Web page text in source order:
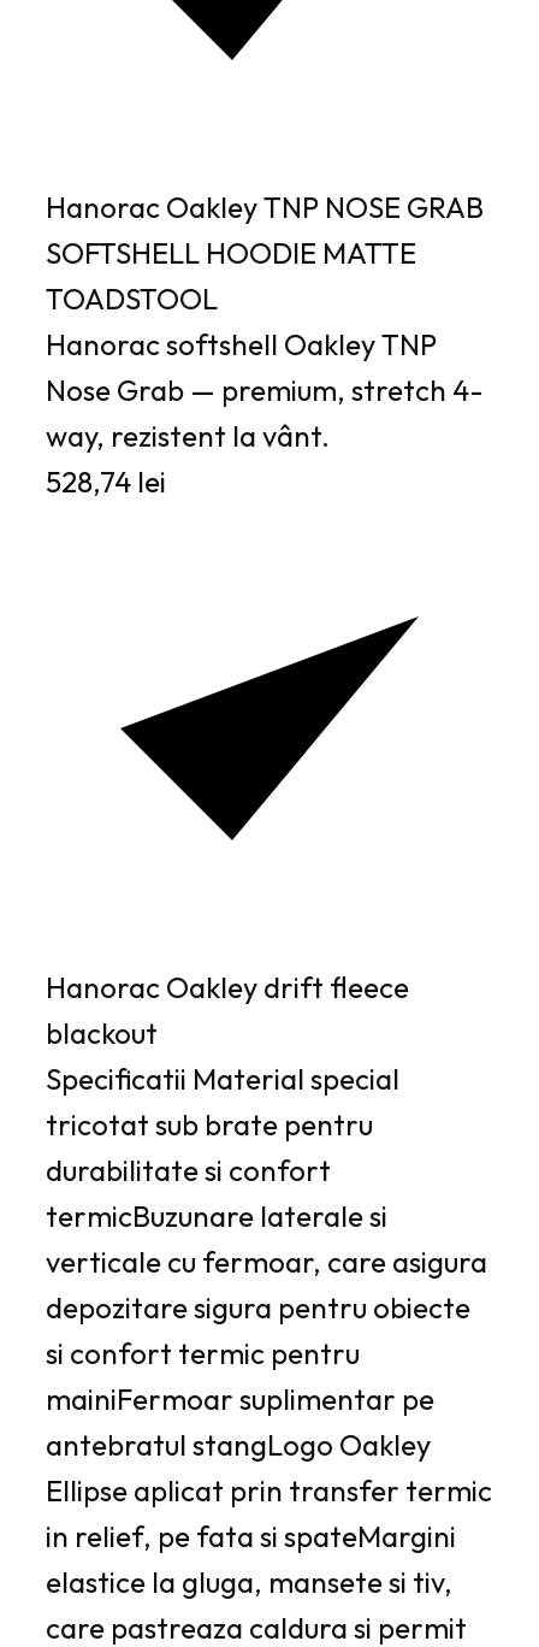
Hanorac Oakley TNP NOSE GRAB
SOFTSHELL HOODIE MATTE
TOADSTOOL
Hanorac softshell Oakley TNP
Nose Grab — premium, stretch 4-
way, rezistent la vânt.
528,74 lei
Hanorac Oakley drift fleece
blackout
Specificatii Material special
tricotat sub brate pentru
durabilitate si confort
termicBuzunare laterale si
verticale cu fermoar, care asigura
depozitare sigura pentru obiecte
si confort termic pentru
mainiFermoar suplimentar pe
antebratul stangLogo Oakley
Ellipse aplicat prin transfer termic
in relief, pe fata si spateMargini
elastice la gluga, mansete si tiv,
care pastreaza caldura si permit